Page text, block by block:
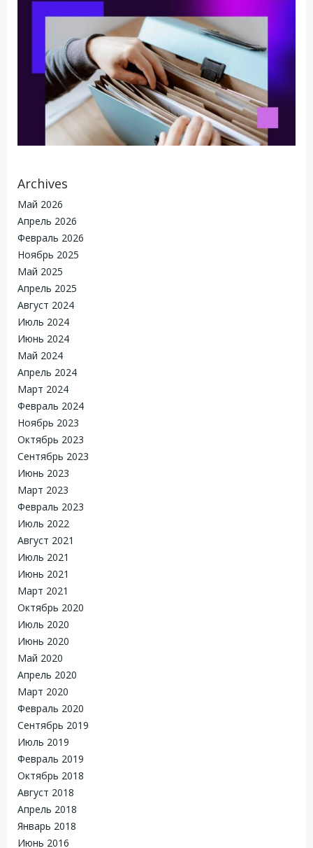
Archives
Май 2026
Апрель 2026
Февраль 2026
Ноябрь 2025
Май 2025
Апрель 2025
Август 2024
Июль 2024
Июнь 2024
Май 2024
Апрель 2024
Март 2024
Февраль 2024
Ноябрь 2023
Октябрь 2023
Сентябрь 2023
Июнь 2023
Март 2023
Февраль 2023
Июль 2022
Август 2021
Июль 2021
Июнь 2021
Март 2021
Октябрь 2020
Июль 2020
Июнь 2020
Май 2020
Апрель 2020
Март 2020
Февраль 2020
Сентябрь 2019
Июль 2019
Февраль 2019
Октябрь 2018
Август 2018
Апрель 2018
Январь 2018
Июнь 2016